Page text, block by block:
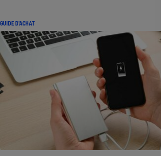
GUIDE D'ACHAT